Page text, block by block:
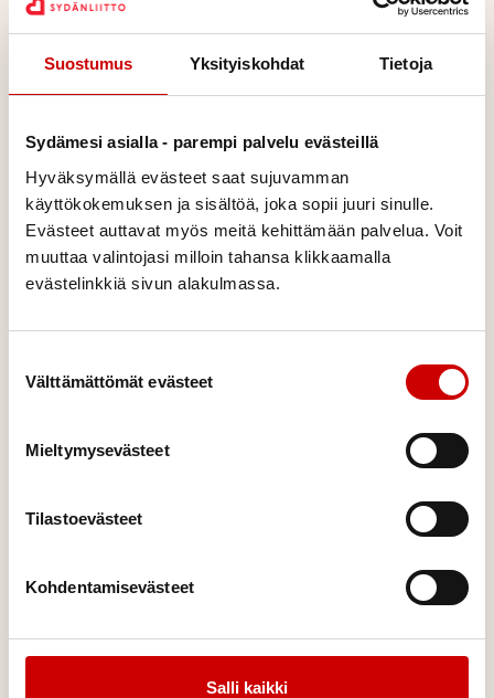
Suostumus Yksityiskohdat Tietoja
Sydämesi asialla - parempi palvelu evästeillä
Hyväksymällä evästeet saat sujuvamman
käyttökokemuksen ja sisältöä, joka sopii juuri sinulle.
Evästeet auttavat myös meitä kehittämään palvelua. Voit
muuttaa valintojasi milloin tahansa klikkaamalla
evästelinkkiä sivun alakulmassa.
Välttämättömät evästeet
Mieltymysevästeet
Tilastoevästeet
Kohdentamisevästeet
Salli kaikki
ETEISVÄRINÄPOTILAAN HOIDOSSA KÄYTETTÄVÄT
ANTIKOAGULAATIOHOIDON OHJAUS
ETEISKORVAKKEEN KATETRISULKU
B Sykkeen- ja rytminhallinta
Sykkeenhallinta tarkoittaa pysyvää eteisvärinää ja syketason